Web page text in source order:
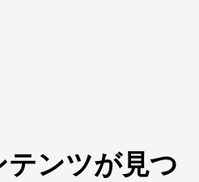
ンツが見つ